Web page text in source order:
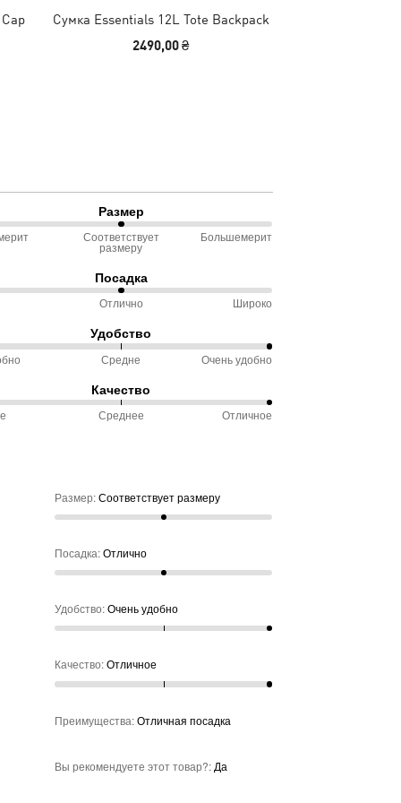
Сумка Essentials 12L Tote Backpack
2490,00 ₴
Размер
Соответствует
размеру
Большемерит
Посадка
Отлично Широко
Удобство
Средне Очень удобно
Качество
Среднее Отличное
Размер:Соответствует размеру
Посадка:Отлично
Удобство:Очень удобно
Качество:Отличное
Преимущества:Отличная посадка
Вы рекомендуете этот товар?: Да